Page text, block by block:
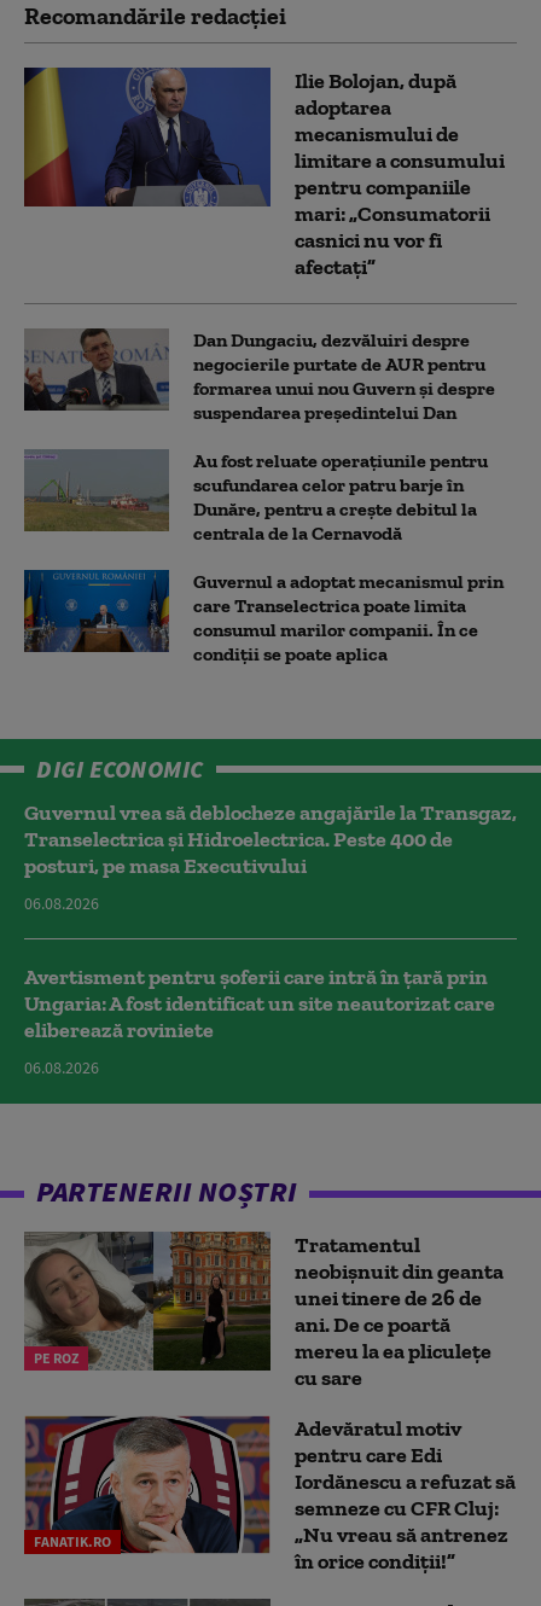
Recomandările redacţiei
Ilie Bolojan, după
adoptarea
mecanismului de
limitare a consumului
pentru companiile
mari: „Consumatorii
casnici nu vor fi
afectați”
Dan Dungaciu, dezvăluiri despre
negocierile purtate de AUR pentru
formarea unui nou Guvern și despre
suspendarea președintelui Dan
Au fost reluate operațiunile pentru
scufundarea celor patru barje în
Dunăre, pentru a crește debitul la
centrala de la Cernavodă
Guvernul a adoptat mecanismul prin
care Transelectrica poate limita
consumul marilor companii. În ce
condiții se poate aplica
DIGI ECONOMIC
Guvernul vrea să deblocheze angajările la Transgaz,
Transelectrica și Hidroelectrica. Peste 400 de
posturi, pe masa Executivului
06.08.2026
Avertisment pentru șoferii care intră în țară prin
Ungaria: A fost identificat un site neautorizat care
eliberează roviniete
06.08.2026
PARTENERII NOȘTRI
PE ROZ
Tratamentul
neobișnuit din geanta
unei tinere de 26 de
ani. De ce poartă
mereu la ea pliculețe
cu sare
FANATIK.RO
Adevăratul motiv
pentru care Edi
Iordănescu a refuzat să
semneze cu CFR Cluj:
„Nu vreau să antrenez
în orice condiții!”